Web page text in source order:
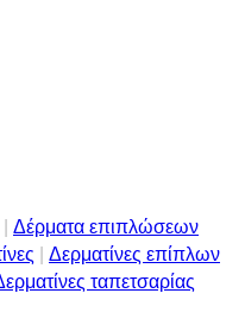
Δέρματα επιπλώσεων
Δερματίνες επίπλων
ταπετσαρίας